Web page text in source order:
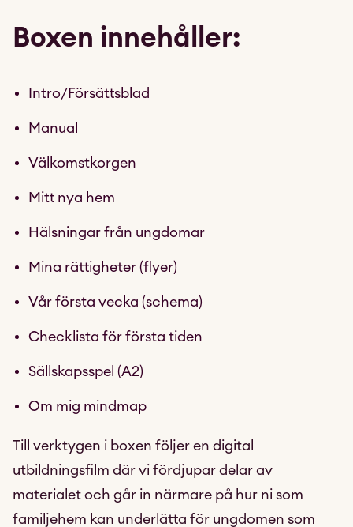
Boxen innehåller:
Intro/Försättsblad
Manual
Välkomstkorgen
Mitt nya hem
Hälsningar från ungdomar
Mina rättigheter (flyer)
Vår första vecka (schema)
Checklista för första tiden
Sällskapsspel (A2)
Om mig mindmap
Till verktygen i boxen följer en digital
utbildningsfilm där vi fördjupar delar av
materialet och går in närmare på hur ni som
familjehem kan underlätta för ungdomen som